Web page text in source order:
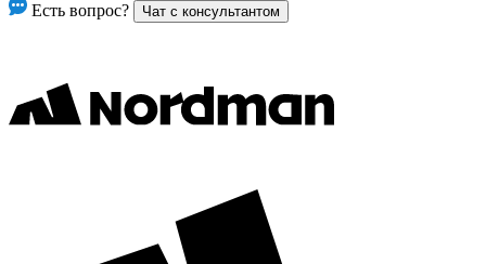
Есть вопрос? Чат с консультантом